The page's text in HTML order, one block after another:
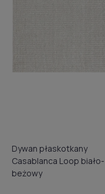
Dywan płaskotkany
Casablanca Loop biało-
beżowy